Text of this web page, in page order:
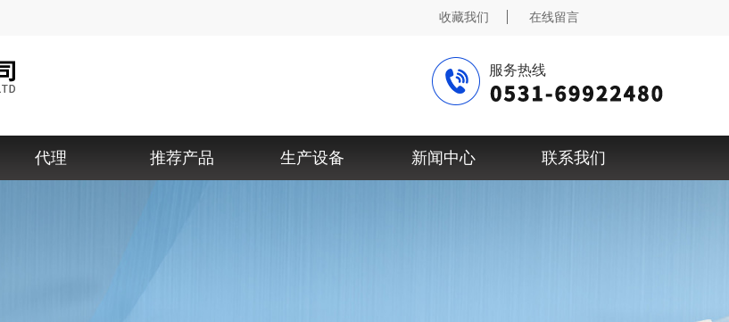
收藏我们 在线留言
服务热线
代理 推荐产品 生产设备 新闻中心 联系我们